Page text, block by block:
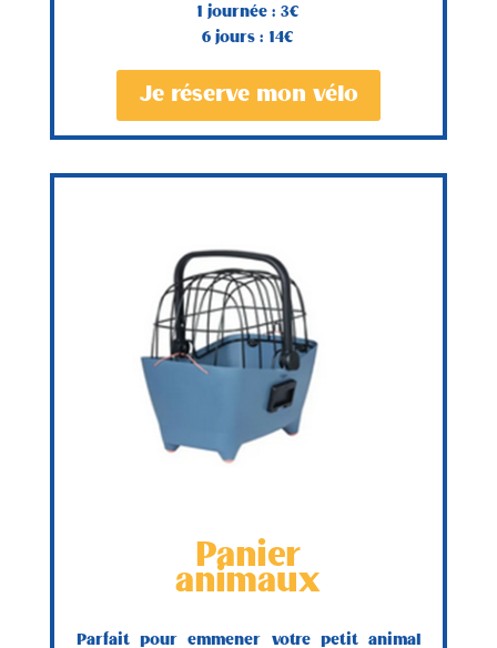
1 journée : 3€
6 jours : 14€
Je réserve mon vélo
Panier
animaux
Parfait pour emmener votre petit animal